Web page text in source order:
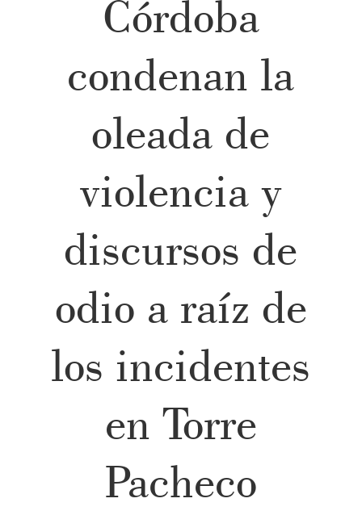
Córdoba
condenan la
oleada de
violencia y
discursos de
odio a raíz de
los incidentes
en Torre
Pacheco